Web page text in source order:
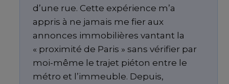
d’une rue. Cette expérience m’a
appris à ne jamais me fier aux
annonces immobilières vantant la
« proximité de Paris » sans vérifier par
moi-même le trajet piéton entre le
métro et l’immeuble. Depuis,